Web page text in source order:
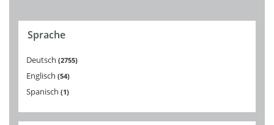
Sprache
Deutsch 2755
Englisch 54
Spanisch 1